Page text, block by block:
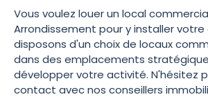
Vous voulez louer un local
Arrondissement pour y installer votre
disposons d'un choix de locaux
dans des emplacements
développer votre activité. N'hésitez
contact avec nos conseillers